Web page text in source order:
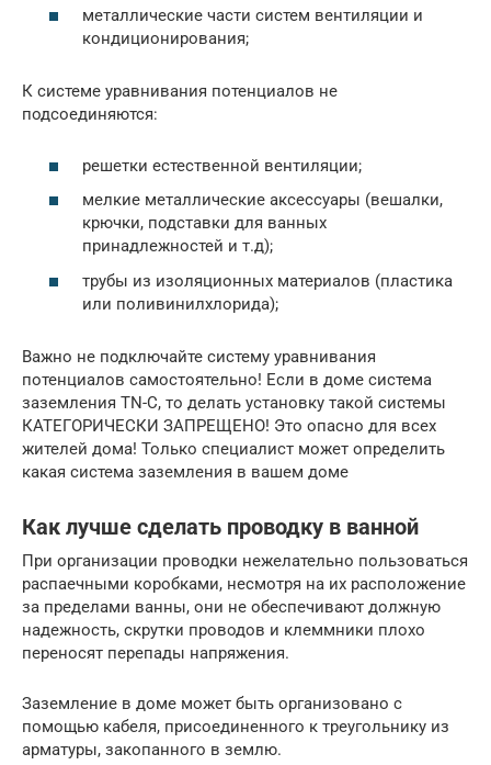
металлические части систем вентиляции и
кондиционирования;
К системе уравнивания потенциалов не
подсоединяются:
решетки естественной вентиляции;
мелкие металлические аксессуары (вешалки,
крючки, подставки для ванных
принадлежностей и т.д);
трубы из изоляционных материалов (пластика
или поливинилхлорида);
Важно не подключайте систему уравнивания
потенциалов самостоятельно! Если в доме система
заземления TN-C, то делать установку такой системы
КАТЕГОРИЧЕСКИ ЗАПРЕЩЕНО! Это опасно для всех
жителей дома! Только специалист может определить
какая система заземления в вашем доме
Как лучше сделать проводку в ванной
При организации проводки нежелательно пользоваться
распаечными коробками, несмотря на их расположение
за пределами ванны, они не обеспечивают должную
надежность, скрутки проводов и клеммники плохо
переносят перепады напряжения.
Заземление в доме может быть организовано с
помощью кабеля, присоединенного к треугольнику из
арматуры, закопанного в землю.